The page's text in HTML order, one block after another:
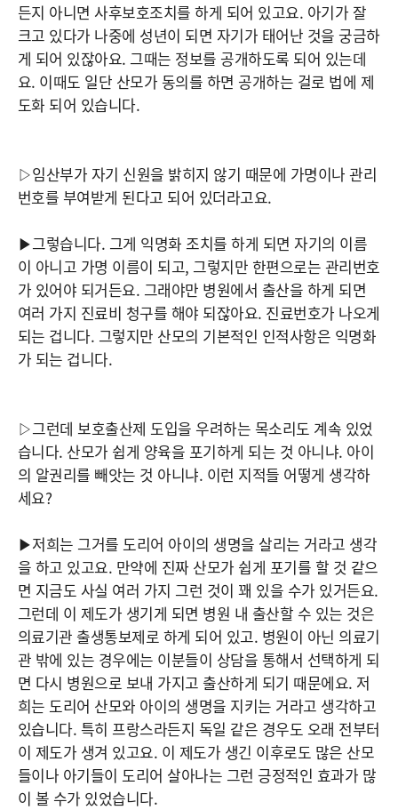
든지 아니면 사후보호조치를 하게 되어 있고요. 아기가 잘
크고 있다가 나중에 성년이 되면 자기가 태어난 것을 궁금하
게 되어 있잖아요. 그때는 정보를 공개하도록 되어 있는데
요. 이때도 일단 산모가 동의를 하면 공개하는 걸로 법에 제
도화 되어 있습니다.
▷임산부가 자기 신원을 밝히지 않기 때문에 가명이나 관리
번호를 부여받게 된다고 되어 있더라고요.
▶그렇습니다. 그게 익명화 조치를 하게 되면 자기의 이름
이 아니고 가명 이름이 되고, 그렇지만 한편으로는 관리번호
가 있어야 되거든요. 그래야만 병원에서 출산을 하게 되면
여러 가지 진료비 청구를 해야 되잖아요. 진료번호가 나오게
되는 겁니다. 그렇지만 산모의 기본적인 인적사항은 익명화
가 되는 겁니다.
▷그런데 보호출산제 도입을 우려하는 목소리도 계속 있었
습니다. 산모가 쉽게 양육을 포기하게 되는 것 아니냐. 아이
의 알권리를 빼앗는 것 아니냐. 이런 지적들 어떻게 생각하
세요?
▶저희는 그거를 도리어 아이의 생명을 살리는 거라고 생각
을 하고 있고요. 만약에 진짜 산모가 쉽게 포기를 할 것 같으
면 지금도 사실 여러 가지 그런 것이 꽤 있을 수가 있거든요.
그런데 이 제도가 생기게 되면 병원 내 출산할 수 있는 것은
의료기관 출생통보제로 하게 되어 있고. 병원이 아닌 의료기
관 밖에 있는 경우에는 이분들이 상담을 통해서 선택하게 되
면 다시 병원으로 보내 가지고 출산하게 되기 때문에요. 저
희는 도리어 산모와 아이의 생명을 지키는 거라고 생각하고
있습니다. 특히 프랑스라든지 독일 같은 경우도 오래 전부터
이 제도가 생겨 있고요. 이 제도가 생긴 이후로도 많은 산모
들이나 아기들이 도리어 살아나는 그런 긍정적인 효과가 많
이 볼 수가 있었습니다.